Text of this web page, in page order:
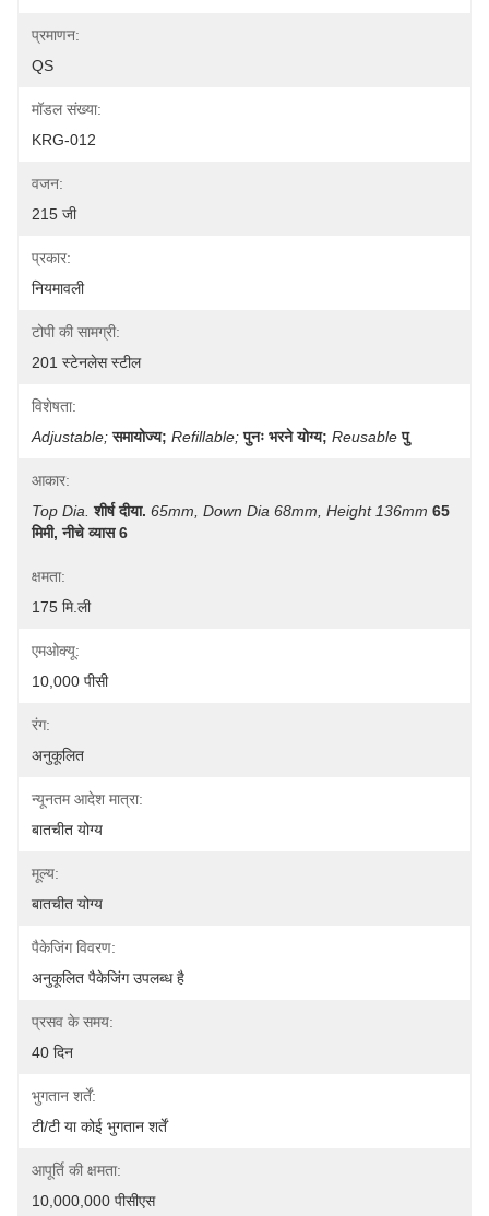
प्रमाणन:
QS
मॉडल संख्या:
KRG-012
वजन:
215 जी
प्रकार:
नियमावली
टोपी की सामग्री:
201 स्टेनलेस स्टील
विशेषता:
Adjustable; समायोज्य; Refillable; पुनः भरने योग्य; Reusable पु
आकार:
Top Dia. शीर्ष दीया. 65mm, Down Dia 68mm, Height 136mm 65
मिमी, नीचे व्यास 6
क्षमता:
175 मि.ली
एमओक्यू:
10,000 पीसी
रंग:
अनुकूलित
न्यूनतम आदेश मात्रा:
बातचीत योग्य
मूल्य:
बातचीत योग्य
पैकेजिंग विवरण:
अनुकूलित पैकेजिंग उपलब्ध है
प्रसव के समय:
40 दिन
भुगतान शर्तें:
टी/टी या कोई भुगतान शर्तें
आपूर्ति की क्षमता:
10,000,000 पीसीएस